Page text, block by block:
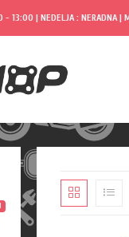
13:00 | NEDELJA : NERADNA